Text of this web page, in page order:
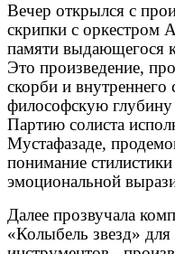
Вечер открылся с
скрипки с оркестром
памяти выдающегося
Это произведение,
скорби и внутреннего
философскую глубину
Партию солиста
Мустафазаде,
понимание
эмоциональной
Далее прозвучала
«Колыбель звезд»